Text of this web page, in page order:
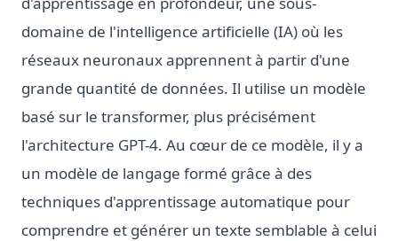
domaine de l'intelligence artificielle (IA) où les
réseaux neuronaux apprennent à partir d'une
grande quantité de données. Il utilise un modèle
basé sur le transformer, plus précisément
l'architecture GPT-4. Au cœur de ce modèle, il y a
un modèle de langage formé grâce à des
techniques d'apprentissage automatique pour
comprendre et générer un texte semblable à celui